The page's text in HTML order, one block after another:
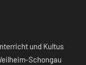
und Kultus
Schongau